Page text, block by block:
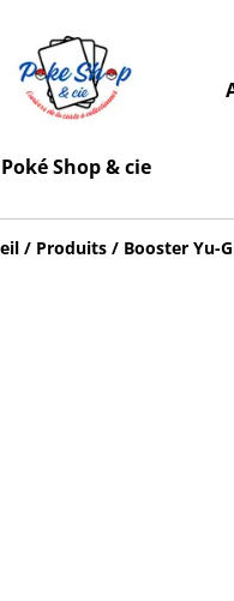
Poké Shop & cie
/ Produits / Booster Yu-